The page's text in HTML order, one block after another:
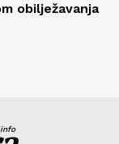
obilježavanja
info